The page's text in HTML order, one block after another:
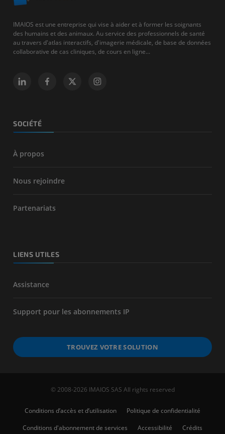
IMAIOS est une entreprise qui vise à aider et à former les soignants
des humains et des animaux. Au service des professionnels de santé
au travers d'atlas interactifs, d'imagerie médicale, de base de données
collaborative de cas cliniques, de cours en ligne...
SOCIÉTÉ
À propos
Nous rejoindre
Partenariats
LIENS UTILES
Assistance
Support pour les abonnements IP
TROUVEZ VOTRE SOLUTION
© 2008-2026 IMAIOS SAS All rights reserved
Conditions d’accès et d’utilisation
Politique de confidentialité
Conditions d'abonnement de services
Accessibilité Crédits